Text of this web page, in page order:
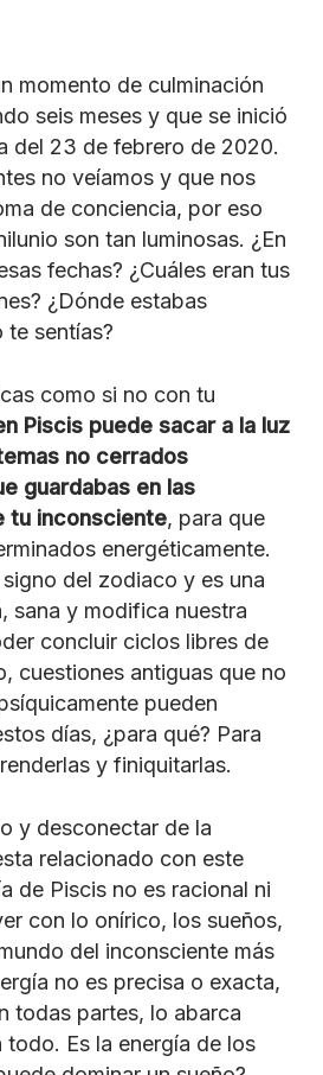
momento de culminación
seis meses y que se inició
del 23 de febrero de 2020.
no veíamos y que nos
de conciencia, por eso
son tan luminosas. ¿En
fechas? ¿Cuáles eran tus
¿Dónde estabas
te sentías?
como si no con tu
Piscis puede sacar a la luz
no cerrados
guardabas en las
tu inconsciente, para que
energéticamente.
del zodiaco y es una
sana y modifica nuestra
concluir ciclos libres de
cuestiones antiguas que no
pueden
días, ¿para qué? Para
y finiquitarlas.
y desconectar de la
relacionado con este
de Piscis no es racional ni
con lo onírico, los sueños,
del inconsciente más
no es precisa o exacta,
todas partes, lo abarca
Es la energía de los